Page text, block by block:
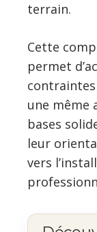
terrain.
Cette
permet
une même
bases
leur
vers